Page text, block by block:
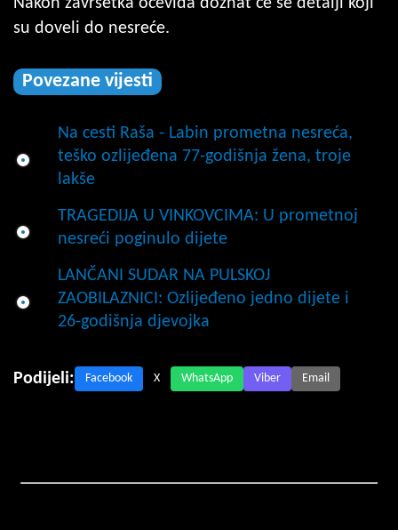
su doveli do nesreće.
Povezane vijesti
Na cesti Raša - Labin prometna nesreća,
teško ozlijeđena 77-godišnja žena, troje
lakše
TRAGEDIJA U VINKOVCIMA: U prometnoj
nesreći poginulo dijete
LANČANI SUDAR NA PULSKOJ
ZAOBILAZNICI: Ozlijeđeno jedno dijete i
26-godišnja djevojka
Podijeli: Facebook X WhatsApp Viber Email